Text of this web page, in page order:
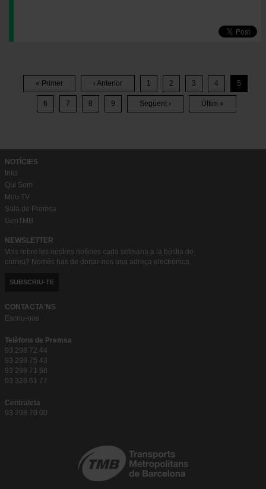
Paginació
Primera
Pàgina
« Primer
Pàgina
Anterior
‹ Anterior Pàgina
1 Pàgina
2 Pàgina
3 Pàgina
4 5
Pàgina
6 Pàgina
7 Pàgina
8 9
Pàgina
Següent ›
Última
Últim »
NOTÍCIES
Inici
Qui Som
Mou TV
Sala de Premsa
GenTMB
NEWSLETTER
Vols rebre les nostres notícies cada setmana a la bústia de
correu? Només has de donar-nos una adreça electrònica.
SUBSCRIU-TE
CONTACTA'NS
Escriu-nos
Telèfons de Premsa
93 298 72 44
93 298 75 43
93 298 71 68
93 328 61 77
Centraleta
93 298 70 00